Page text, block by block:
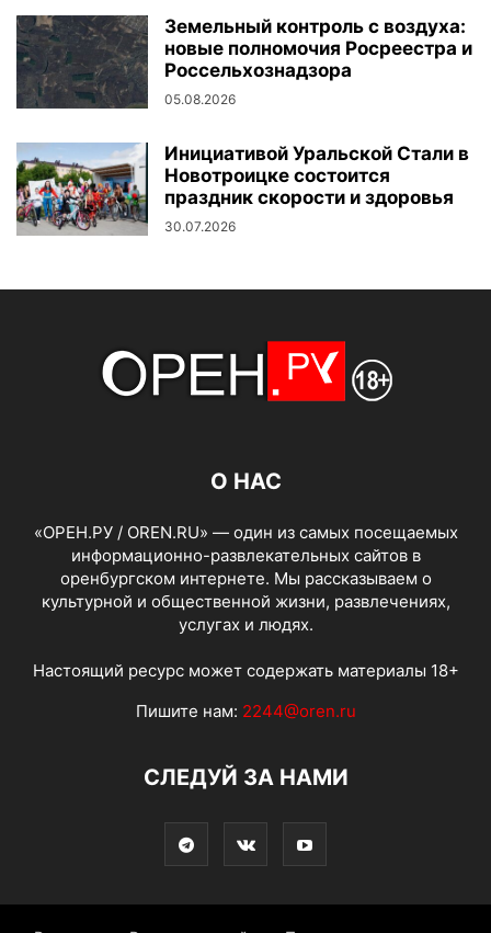
Земельный контроль с воздуха:
новые полномочия Росреестра и
Россельхознадзора
05.08.2026
Инициативой Уральской Стали в
Новотроицке состоится
праздник скорости и здоровья
30.07.2026
О НАС
«ОРЕН.РУ / OREN.RU» — один из самых посещаемых
информационно-развлекательных сайтов в
оренбургском интернете. Мы рассказываем о
культурной и общественной жизни, развлечениях,
услугах и людях.
Настоящий ресурс может содержать материалы 18+
Пишите нам: 2244@oren.ru
СЛЕДУЙ ЗА НАМИ